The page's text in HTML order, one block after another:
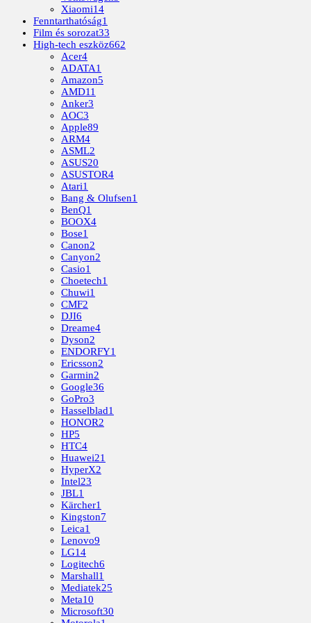
Xiaomi14
Fenntarthatóság1
Film és sorozat33
High-tech eszköz662
Acer4
ADATA1
Amazon5
AMD11
Anker3
AOC3
Apple89
ARM4
ASML2
ASUS20
ASUSTOR4
Atari1
Bang & Olufsen1
BenQ1
BOOX4
Bose1
Canon2
Canyon2
Casio1
Choetech1
Chuwi1
CMF2
DJI6
Dreame4
Dyson2
ENDORFY1
Ericsson2
Garmin2
Google36
GoPro3
Hasselblad1
HONOR2
HP5
HTC4
Huawei21
HyperX2
Intel23
JBL1
Kärcher1
Kingston7
Leica1
Lenovo9
LG14
Logitech6
Marshall1
Mediatek25
Meta10
Microsoft30